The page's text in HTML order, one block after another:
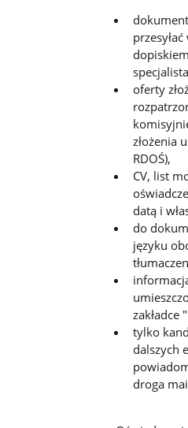
specjalista
oferty
złożenia
RDOŚ),
CV, list
datą i
do
języku
zakładce
tylko
dalszych
droga